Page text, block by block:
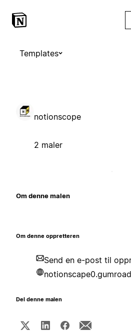
Templates
notionscope
2 maler
Om denne malen
Om denne oppretteren
Send en e-post til
Del denne malen